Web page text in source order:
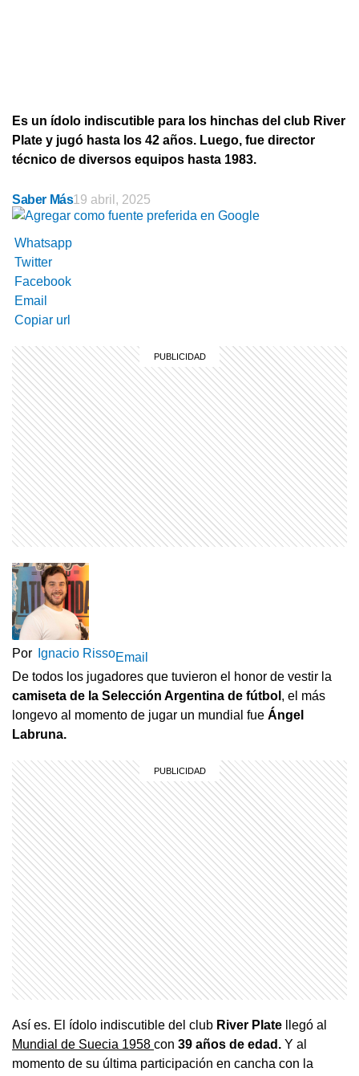
Es un ídolo indiscutible para los hinchas del club River
Plate y jugó hasta los 42 años. Luego, fue director
técnico de diversos equipos hasta 1983.
Saber Más19 abril, 2025
Whatsapp
Twitter
Facebook
Email
Copiar url
Por Ignacio RissoEmail
De todos los jugadores que tuvieron el honor de vestir la
camiseta de la Selección Argentina de fútbol , el más
longevo al momento de jugar un mundial fue Ángel
Labruna.
Así es. El ídolo indiscutible del club River Plate llegó al
Mundial de Suecia 1958 con 39 años de edad. Y al
momento de su última participación en cancha con la